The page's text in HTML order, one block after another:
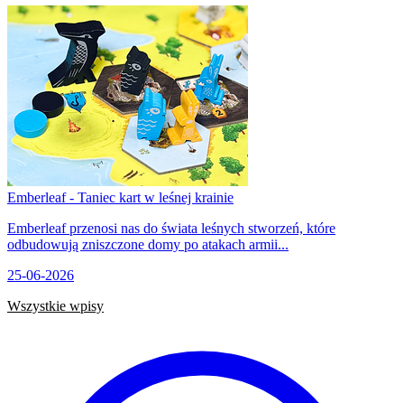
Emberleaf - Taniec kart w leśnej krainie
Emberleaf przenosi nas do świata leśnych stworzeń, które
odbudowują zniszczone domy po atakach armii...
25-06-2026
Wszystkie wpisy